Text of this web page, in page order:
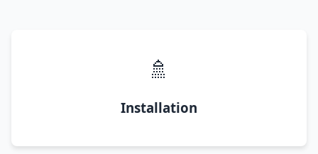
🚿
Installation